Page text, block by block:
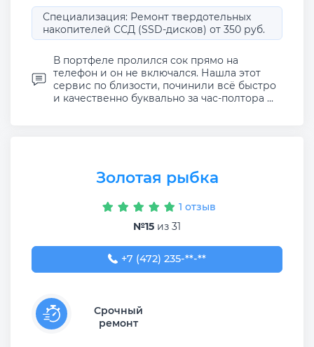
Специализация: Ремонт твердотельных
накопителей ССД (SSD-дисков) от 350 руб.
В портфеле пролился сок прямо на
телефон и он не включался. Нашла этот
сервис по близости, починили всё быстро
и качественно буквально за час-полтора ...
Золотая рыбка
1 отзыв
№15 из 31
+7 (472) 235-34-69
+7 (472) 235-**-**
Срочный
ремонт